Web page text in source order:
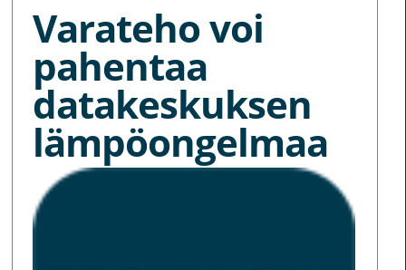
Varateho voi
pahentaa
datakeskuksen
lämpöongelmaa